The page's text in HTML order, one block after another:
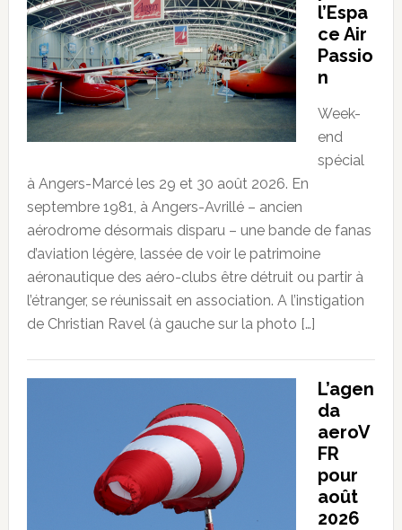
l’Espa
ce Air
Passio
n
Week-
end
spécial
à Angers-Marcé les 29 et 30 août 2026. En
septembre 1981, à Angers-Avrillé – ancien
aérodrome désormais disparu – une bande de fanas
d’aviation légère, lassée de voir le patrimoine
aéronautique des aéro-clubs être détruit ou partir à
l’étranger, se réunissait en association. A l’instigation
de Christian Ravel (à gauche sur la photo […]
L’agen
da
aeroV
FR
pour
août
2026